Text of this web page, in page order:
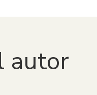
autor